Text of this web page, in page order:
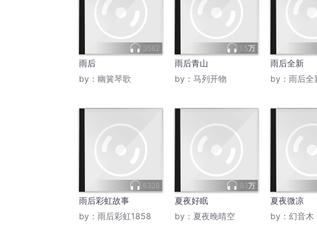
3562
雨后
by： 幽簧琴歌
1.5万
雨后青山
by： 马列开物
雨后全新
by： 雨后全
6328
雨后彩虹故事
by： 雨后彩虹1858
8.1万
夏夜好眠
by： 夏夜晚晴空
夏夜微凉
by： 幻音木